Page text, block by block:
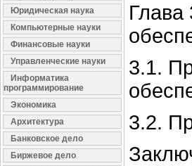
Юридическая наука
Компьютерные науки
Финансовые науки
Управленческие науки
Информатика
программирование
Экономика
Архитектура
Банковское дело
Биржевое дело
3.1.
3.2.